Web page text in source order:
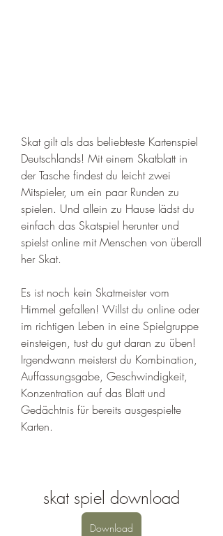
Skat gilt als das beliebteste Kartenspiel
Deutschlands! Mit einem Skatblatt in
der Tasche findest du leicht zwei
Mitspieler, um ein paar Runden zu
spielen. Und allein zu Hause lädst du
einfach das Skatspiel herunter und
spielst online mit Menschen von überall
her Skat.
Es ist noch kein Skatmeister vom
Himmel gefallen! Willst du online oder
im richtigen Leben in eine Spielgruppe
einsteigen, tust du gut daran zu üben!
Irgendwann meisterst du Kombination,
Auffassungsgabe, Geschwindigkeit,
Konzentration auf das Blatt und
Gedächtnis für bereits ausgespielte
Karten.
skat spiel download
Download